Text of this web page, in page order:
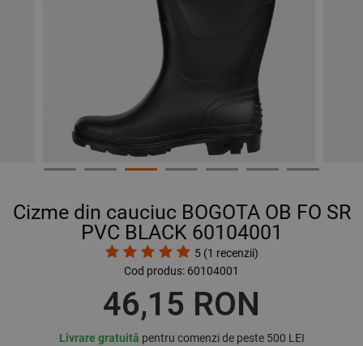
Cizme din cauciuc BOGOTA OB FO SR
PVC BLACK 60104001
5 (1 recenzii)
Cod produs: 60104001
46,15 RON
Livrare gratuită pentru comenzi de peste 500 LEI